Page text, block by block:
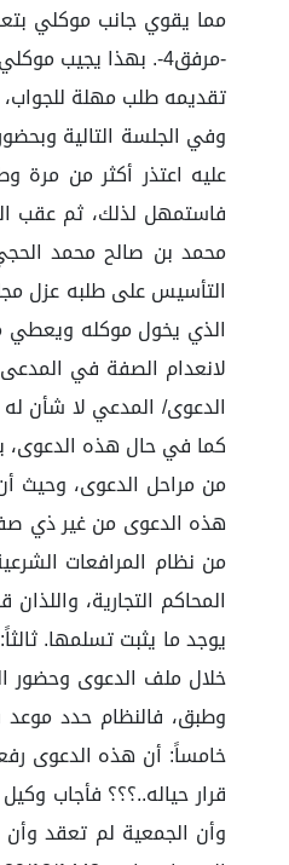
مما يقوي جانب موكلي
-مرفق4-. بهذا
تقديمه طلب مهلة للجواب،
وفي الجلسة التالية
عليه اعتذر أكثر من مرة
فاستمهل لذلك، ثم عقب
محمد بن صالح محمد
التأسيس على طلبه عزل
الذي يخول موكله ويعطي
لانعدام الصفة في
الدعوى/ المدعي لا شأن له
كما في حال هذه الدعوى،
من مراحل الدعوى، وحيث